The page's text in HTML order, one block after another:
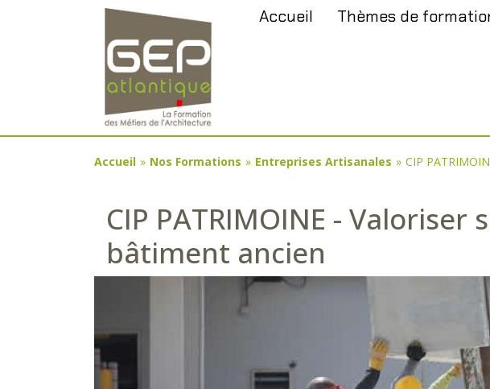
Accueil Thèmes de
You
here
Accueil » Nos Formations » Entreprises Artisanales » CIP
CIP PATRIMOINE -
bâtiment ancien
Panneau de gestion des cookies